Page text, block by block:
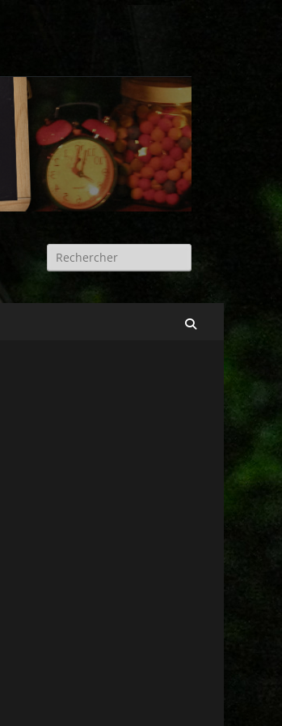
Rechercher :